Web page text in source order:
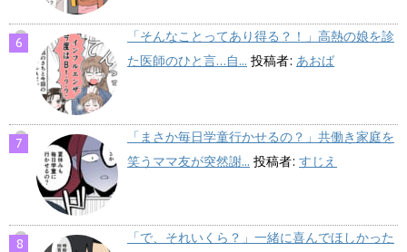
「そんなことってあり得る？！」高熱の娘を診
た医師のひと言…自... 投稿者: あおば
「まさか毎日学童行かせるの？」共働き家庭を
笑うママ友が突然謝... 投稿者: すじえ
「で、それいくら？」一緒に喜んでほしかった